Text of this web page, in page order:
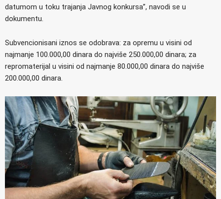
datumom u toku trajanja Javnog konkursa”, navodi se u
dokumentu.
Subvencionisani iznos se odobrava: za opremu u visini od
najmanje 100.000,00 dinara do najviše 250.000,00 dinara; za
repromaterijal u visini od najmanje 80.000,00 dinara do najviše
200.000,00 dinara.